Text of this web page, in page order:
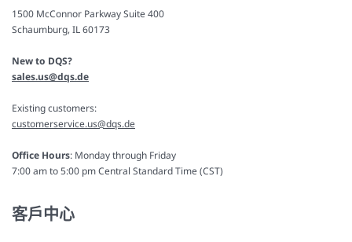
1500 McConnor Parkway Suite 400
Schaumburg, IL 60173
New to DQS?
sales.us@dqs.de
Existing customers:
customerservice.us@dqs.de
Office Hours: Monday through Friday
7:00 am to 5:00 pm Central Standard Time (CST)
客戶中心